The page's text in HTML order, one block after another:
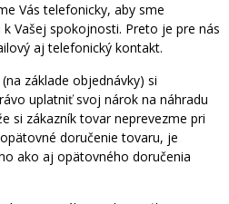
Vás telefonicky, aby sme
Vašej spokojnosti. Preto je pre nás
aj telefonický kontakt.
základe objednávky) si
uplatniť svoj nárok na náhradu
si zákazník tovar neprevezme pri
doručenie tovaru, je
ako aj opätovného doručenia